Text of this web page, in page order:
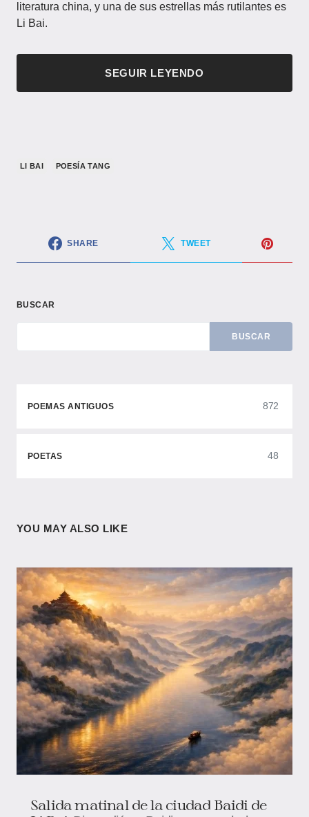
literatura china, y una de sus estrellas más rutilantes es
Li Bai.
SEGUIR LEYENDO
LI BAI POESÍA TANG
SHARE TWEET
BUSCAR
BUSCAR
POEMAS ANTIGUOS 872
POETAS 48
YOU MAY ALSO LIKE
Salida matinal de la ciudad Baidi de